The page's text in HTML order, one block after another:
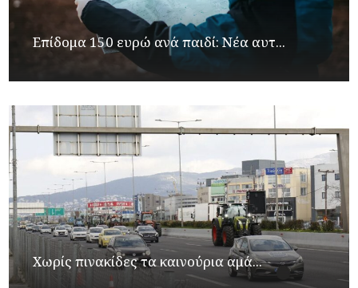
Επίδομα 150 ευρώ ανά παιδί: Νέα αυτ...
Χωρίς πινακίδες τα καινούρια αμά...